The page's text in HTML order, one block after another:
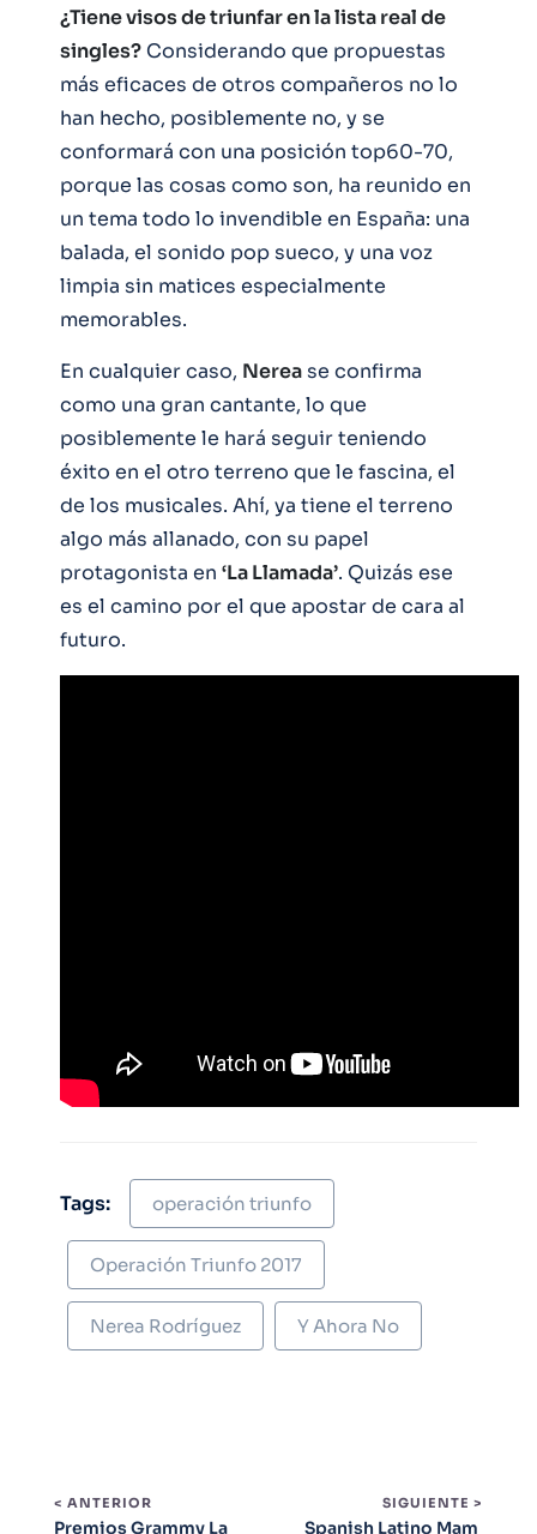
¿Tiene visos de triunfar en la lista real de
singles? Considerando que propuestas
más eficaces de otros compañeros no lo
han hecho, posiblemente no, y se
conformará con una posición top60-70,
porque las cosas como son, ha reunido en
un tema todo lo invendible en España: una
balada, el sonido pop sueco, y una voz
limpia sin matices especialmente
memorables.
En cualquier caso, Nerease confirma
como una gran cantante, lo que
posiblemente le hará seguir teniendo
éxito en el otro terreno que le fascina, el
de los musicales. Ahí, ya tiene el terreno
algo más allanado, con su papel
protagonista en ‘La Llamada’. Quizás ese
es el camino por el que apostar de cara al
futuro.
Tags: operación triunfo
Operación Triunfo 2017
Nerea Rodríguez Y Ahora No
< ANTERIOR
Premios Grammy La
SIGUIENTE >
Spanish Latino Mam